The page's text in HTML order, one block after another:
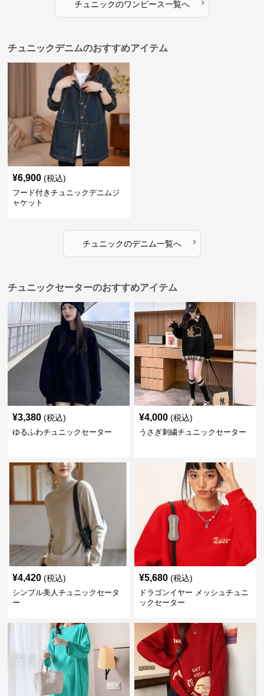
チュニックのワンピース一覧へ
チュニックデニムのおすすめアイテム
¥6,900 (税込)
フード付きチュニックデニムジ
ャケット
チュニックのデニム一覧へ ›
チュニックセーターのおすすめアイテム
¥3,380 (税込)
ゆるふわチュニックセーター
¥4,000 (税込)
うさぎ刺繍チュニックセーター
¥4,420 (税込)
シンプル美人チュニックセータ
ー
¥5,680 (税込)
ドラゴンイヤー メッシュチュニ
ックセーター